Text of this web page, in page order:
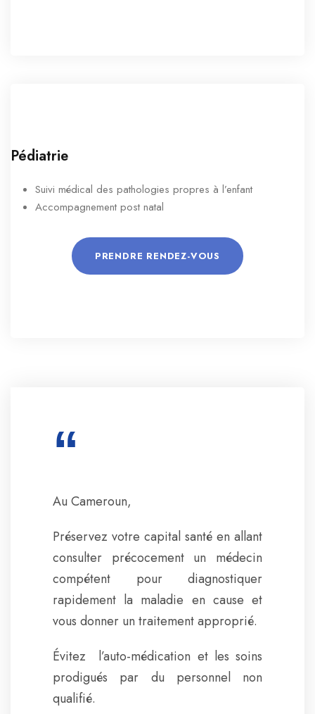
Pédiatrie
Suivi médical des pathologies propres à l’enfant
Accompagnement post natal
PRENDRE RENDEZ-VOUS
“
Au Cameroun,
Préservez votre capital santé en allant
consulter précocement un médecin
compétent pour diagnostiquer
rapidement la maladie en cause et
vous donner un traitement approprié.
Évitez l’auto-médication et les soins
prodigués par du personnel non
qualifié.